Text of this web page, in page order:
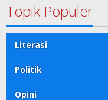
Topik Populer
Literasi
Politik
Opini